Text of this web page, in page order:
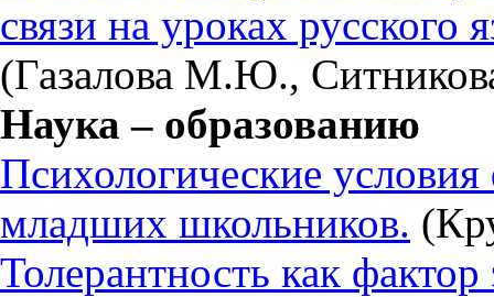
связи на уроках русского
(Газалова М.Ю.,
Наука – образованию
Психологические
младших школьников.
Толерантность как